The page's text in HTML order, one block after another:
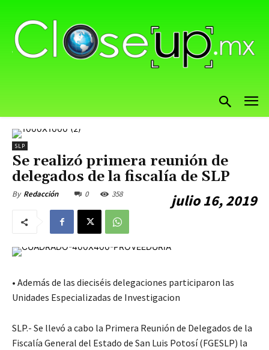
SLP
Se realizó primera reunión de
delegados de la fiscalía de SLP
By Redacción julio 16, 2019
0 358
• Además de las dieciséis delegaciones participaron las
Unidades Especializadas de Investigacion
SLP.- Se llevó a cabo la Primera Reunión de Delegados de la
Fiscalía General del Estado de San Luis Potosí (FGESLP) la